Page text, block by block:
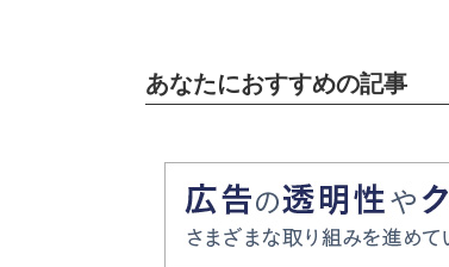
あなたにおすすめの記事